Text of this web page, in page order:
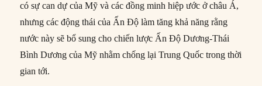
có sự can dự của Mỹ và các đồng minh hiệp ước ở châu Á,
nhưng các động thái của Ấn Độ làm tăng khả năng rằng
nước này sẽ bổ sung cho chiến lược Ấn Độ Dương-Thái
Bình Dương của Mỹ nhằm chống lại Trung Quốc trong thời
gian tới.